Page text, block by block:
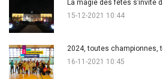
La magie des fêtes s’invite
15-12-2021 10:44
2024, toutes championnes,
16-11-2021 10:45